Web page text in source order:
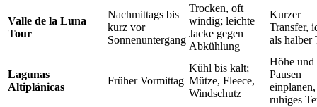
Valle de la Luna
Tour
Nachmittags bis
kurz vor
Sonnenuntergang
Trocken, oft
windig; leichte
Jacke gegen
Abkühlung
Kurzer
Transfer,
als halber
Lagunas
Altiplánicas
Früher Vormittag
Kühl bis kalt;
Mütze, Fleece,
Windschutz
Höhe und
Pausen
einplanen,
ruhiges